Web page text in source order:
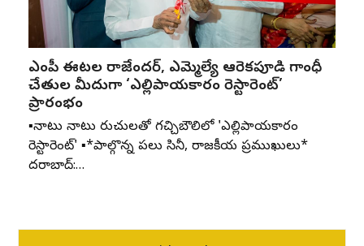
ఎంపీ ఈటల రాజేందర్, ఎమ్మెల్యే ఆరెకపూడి గాంధీ
చేతుల మీదుగా ‘ఎల్లిపాయకారం రెస్టారెంట్’
ప్రారంభం
▪️నాటు నాటు రుచులతో గచ్చిబౌలిలో 'ఎల్లిపాయకారం
రెస్టారెంట్' ▪️*పాల్గొన్న పలు సినీ, రాజకీయ ప్రముఖులు*
హైదరాబాద్:…